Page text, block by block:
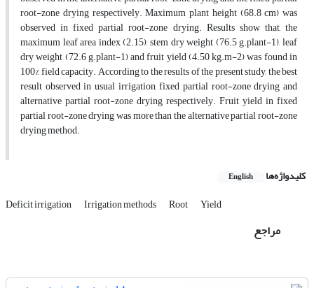
root-zone drying respectively. Maximum plant height (68.8 cm) was
observed in fixed partial root-zone drying. Results show that, the
maximum leaf area index (2.15), stem dry weight (76.5 g.plant-1), leaf
dry weight (72.6 g.plant-1) and fruit yield (4.50 kg.m-2) was found in
100% field capacity. According to the results of the present study, the best
result observed in usual irrigation, fixed partial root-zone drying and
alternative partial root-zone drying respectively. Fruit yield in fixed
partial root-zone drying was more than the alternative partial root-zone
drying method.
کلیدواژه‌ها English
Deficit irrigation Irrigation methods Root Yield
مراجع